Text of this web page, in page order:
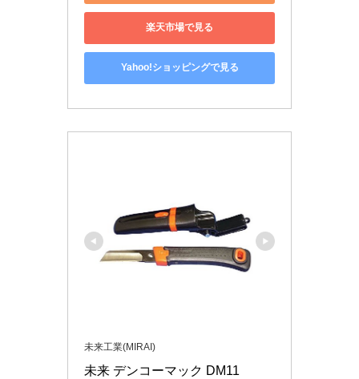
楽天市場で見る
Yahoo!ショッピングで見る
未来工業(MIRAI)
未来 デンコーマック DM11